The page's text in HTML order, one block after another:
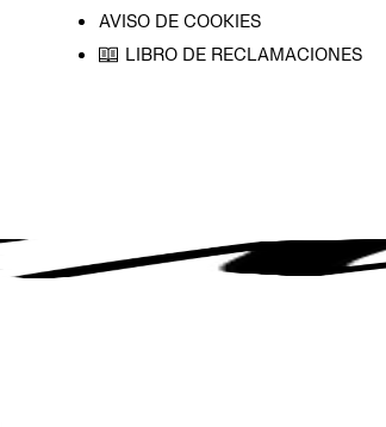
AVISO DE COOKIES
LIBRO DE RECLAMACIONES